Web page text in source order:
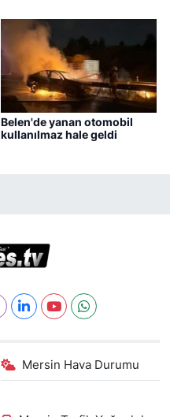
Belen'de yanan otomobil
kullanılmaz hale geldi
Mersin Hava Durumu